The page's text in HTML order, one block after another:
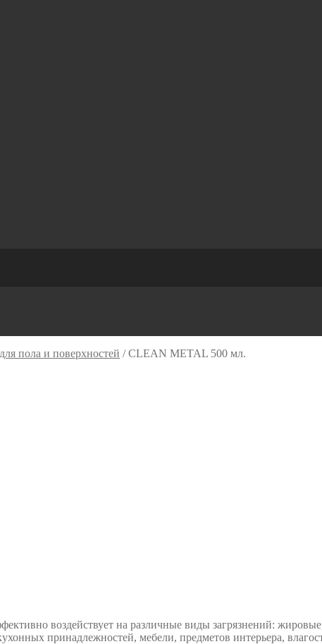
пола и поверхностей /CLEAN METAL 500 мл.
воздействует на различные виды загрязнений:
принадлежностей, мебели, предметов интерьера,